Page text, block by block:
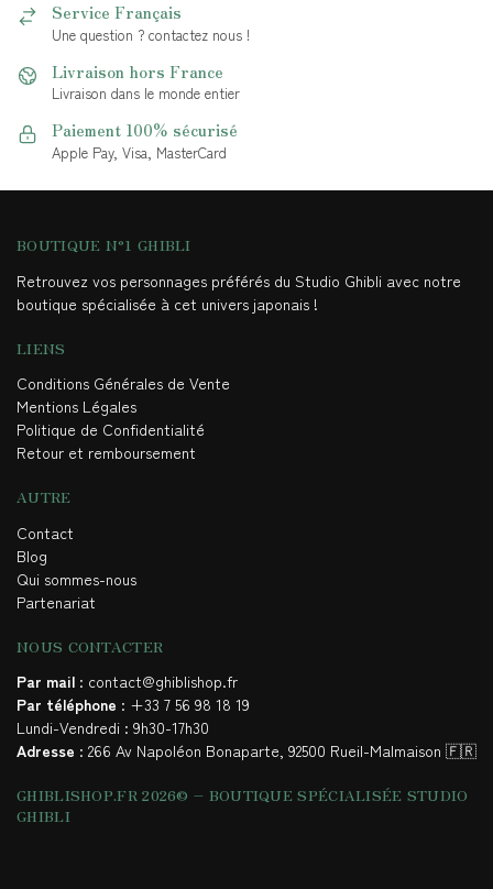
Service Français
Une question ? contactez nous !
Livraison hors France
Livraison dans le monde entier
Paiement 100% sécurisé
Apple Pay, Visa, MasterCard
BOUTIQUE N°1 GHIBLI
Retrouvez vos personnages préférés du Studio Ghibli avec notre
boutique spécialisée à cet univers japonais !
LIENS
Conditions Générales de Vente
Mentions Légales
Politique de Confidentialité
Retour et remboursement
AUTRE
Contact
Blog
Qui sommes-nous
Partenariat
NOUS CONTACTER
Par mail : contact@ghiblishop.fr
Par téléphone : +33 7 56 98 18 19
Lundi-Vendredi : 9h30-17h30
Adresse : 266 Av Napoléon Bonaparte, 92500 Rueil-Malmaison 🇫🇷
GHIBLISHOP.FR 2026© – BOUTIQUE SPÉCIALISÉE STUDIO
GHIBLI